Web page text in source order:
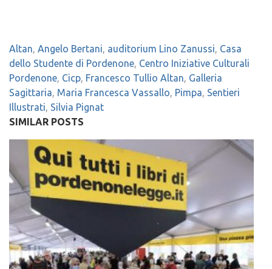
Altan, Angelo Bertani, auditorium Lino Zanussi, Casa
dello Studente di Pordenone, Centro Iniziative Culturali
Pordenone, Cicp, Francesco Tullio Altan, Galleria
Sagittaria, Maria Francesca Vassallo, Pimpa, Sentieri
Illustrati, Silvia Pignat
SIMILAR POSTS